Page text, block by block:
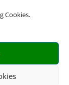
Cookies.